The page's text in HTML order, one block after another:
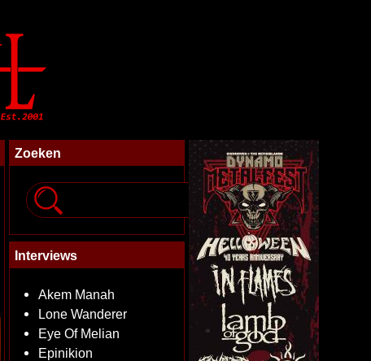
Zoeken
Interviews
Akem Manah
Lone Wanderer
Eye Of Melian
Epinikion